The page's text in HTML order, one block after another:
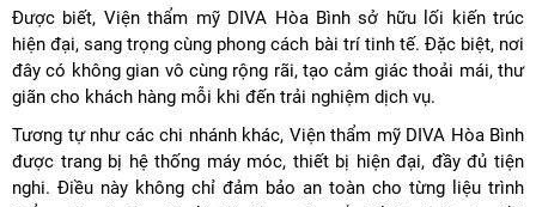
Được biết, Viện thẩm mỹ DIVA Hòa Bình sở hữu lối kiến trúc
hiện đại, sang trọng cùng phong cách bài trí tinh tế. Đặc biệt, nơi
đây có không gian vô cùng rộng rãi, tạo cảm giác thoải mái, thư
giãn cho khách hàng mỗi khi đến trải nghiệm dịch vụ.
Tương tự như các chi nhánh khác, Viện thẩm mỹ DIVA Hòa Bình
được trang bị hệ thống máy móc, thiết bị hiện đại, đầy đủ tiện
nghi. Điều này không chỉ đảm bảo an toàn cho từng liệu trình